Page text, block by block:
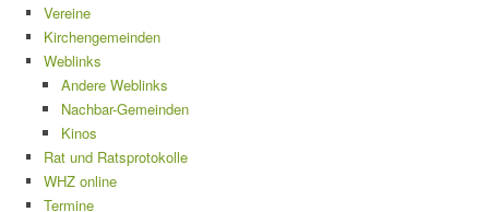
Vereine
Kirchengemeinden
Weblinks
Andere Weblinks
Nachbar-Gemeinden
Kinos
Rat und Ratsprotokolle
WHZ online
Termine